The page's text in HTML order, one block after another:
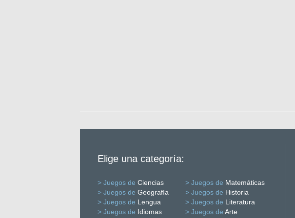
Elige una categoría:
> Juegos de Ciencias > Juegos de Matemáticas
> Juegos de Geografía > Juegos de Historia
> Juegos de Lengua > Juegos de Literatura
> Juegos de Idiomas > Juegos de Arte